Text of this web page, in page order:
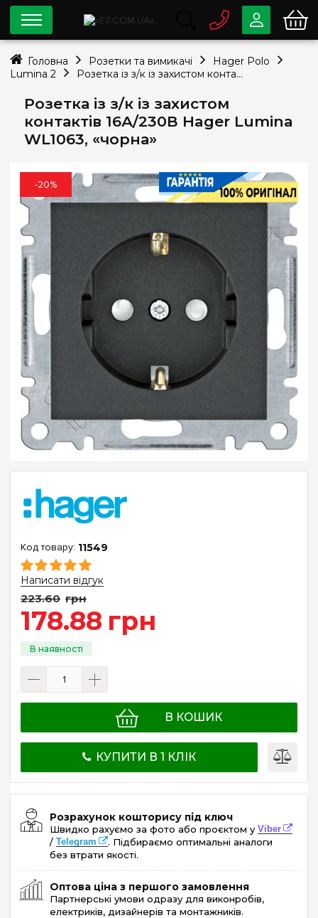
Розетка із з/к із захистом
контактів 16А/230В Hager Lumina
WL1063, «чорна»
-20%
11549
Написати відгук
223.60 грн
178.88 грн
В КОШИК
КУПИТИ В 1 КЛІК
Розрахунок кошторису під ключ
Швидко рахуємо за фото або проєктом у Viber
/ Telegram
. Підбираємо оптимальні аналоги
без втрати якості.
Оптова ціна з першого замовлення
Партнерські умови одразу для виконробів,
електриків, дизайнерів та монтажників.
0 80033-63-07
Безкоштовно
info@e7.com.ua
044334-79-78
Viber Telegram
Головна Розетки та вимикачі
Hager Polo
Lumina 2
Розетка із з/к із захистом контактів 16А/230В Hager Lumina WL1063, «чорна»